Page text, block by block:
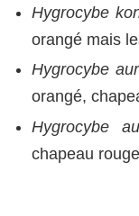
Hygrocybe
orangé mais
Hygrocybe
orangé,
Hygrocybe
chapeau